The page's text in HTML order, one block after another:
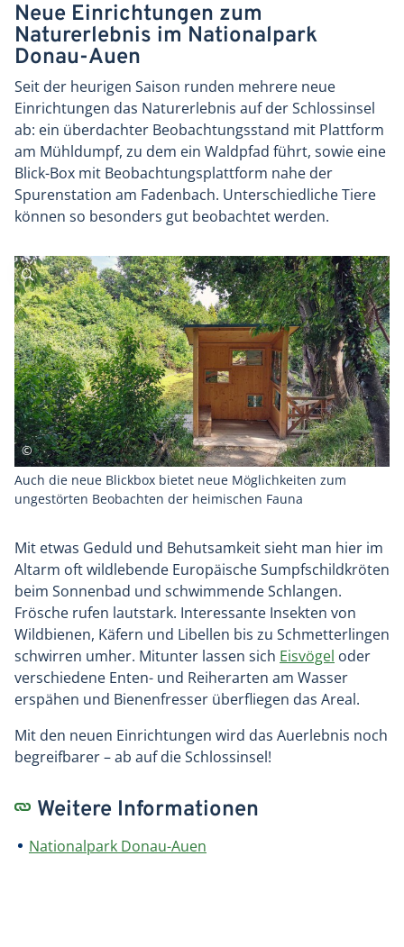
Neue Einrichtungen zum
Naturerlebnis im Nationalpark
Donau-Auen
Seit der heurigen Saison runden mehrere neue
Einrichtungen das Naturerlebnis auf der Schlossinsel
ab: ein überdachter Beobachtungsstand mit Plattform
am Mühldumpf, zu dem ein Waldpfad führt, sowie eine
Blick-Box mit Beobachtungsplattform nahe der
Spurenstation am Fadenbach. Unterschiedliche Tiere
können so besonders gut beobachtet werden.
Auch die neue Blickbox bietet neue Möglichkeiten zum
ungestörten Beobachten der heimischen Fauna
Mit etwas Geduld und Behutsamkeit sieht man hier im
Altarm oft wildlebende Europäische Sumpfschildkröten
beim Sonnenbad und schwimmende Schlangen.
Frösche rufen lautstark. Interessante Insekten von
Wildbienen, Käfern und Libellen bis zu Schmetterlingen
schwirren umher. Mitunter lassen sich Eisvögel oder
verschiedene Enten- und Reiherarten am Wasser
erspähen und Bienenfresser überfliegen das Areal.
Mit den neuen Einrichtungen wird das Auerlebnis noch
begreifbarer – ab auf die Schlossinsel!
Weitere Informationen
Nationalpark Donau-Auen